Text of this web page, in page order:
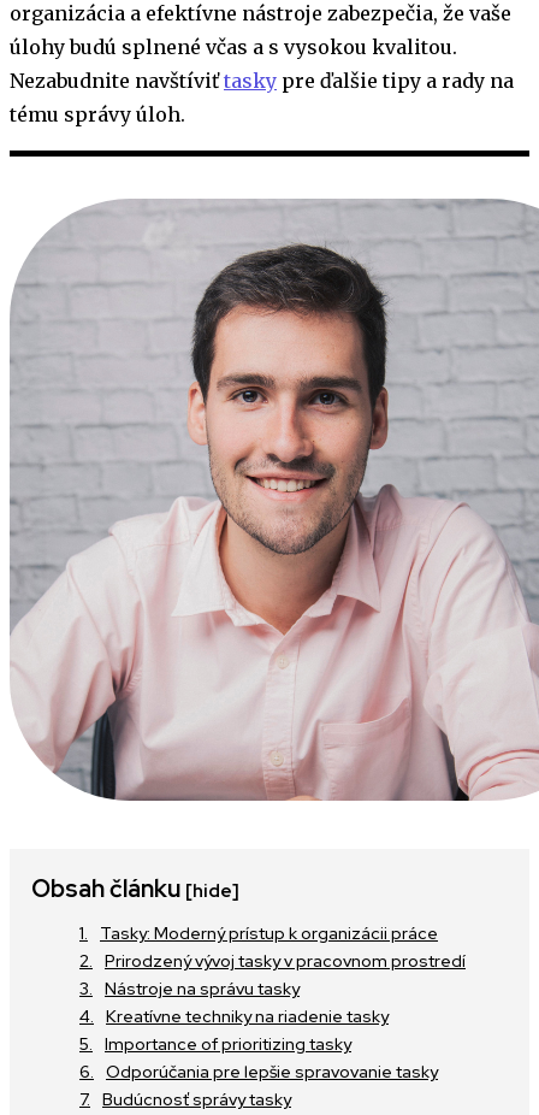
organizácia a efektívne nástroje zabezpečia, že vaše
úlohy budú splnené včas a s vysokou kvalitou.
Nezabudnite navštíviťtasky pre ďalšie tipy a rady na
tému správy úloh.
Obsah článku [hide]
Tasky: Moderný prístup k organizácii práce
Prirodzený vývoj tasky v pracovnom prostredí
Nástroje na správu tasky
Kreatívne techniky na riadenie tasky
Importance of prioritizing tasky
Odporúčania pre lepšie spravovanie tasky
Budúcnosť správy tasky